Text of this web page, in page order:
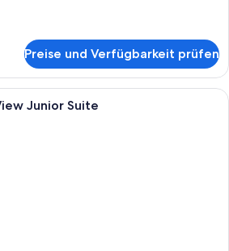
Preise und Verfügbarkeit prüfen
Ein Hotelzimmer mit zwei Betten,
Junior Suite